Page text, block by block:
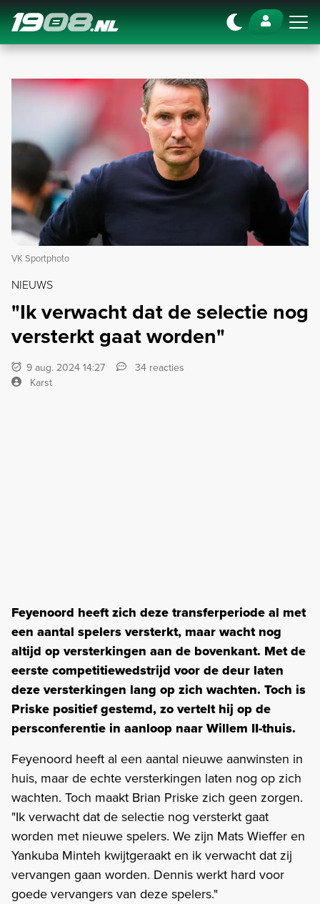
Navigation
VK Sportphoto
NIEUWS
"Ik verwacht dat de selectie nog
versterkt gaat worden"
9 aug. 2024 14:27
34 reacties
Karst
Feyenoord heeft zich deze transferperiode al met
een aantal spelers versterkt, maar wacht nog
altijd op versterkingen aan de bovenkant. Met de
eerste competitiewedstrijd voor de deur laten
deze versterkingen lang op zich wachten. Toch is
Priske positief gestemd, zo vertelt hij op de
persconferentie in aanloop naar Willem II-thuis.
Feyenoord heeft al een aantal nieuwe aanwinsten in
huis, maar de echte versterkingen laten nog op zich
wachten. Toch maakt Brian Priske zich geen zorgen.
"Ik verwacht dat de selectie nog versterkt gaat
worden met nieuwe spelers. We zijn Mats Wieffer en
Yankuba Minteh kwijtgeraakt en ik verwacht dat zij
vervangen gaan worden. Dennis werkt hard voor
goede vervangers van deze spelers."